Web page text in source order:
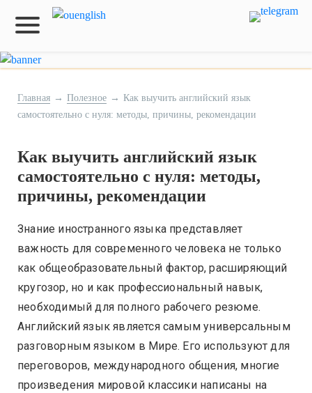
Главная → Полезное → Как выучить английский язык
самостоятельно с нуля: методы, причины, рекомендации
Как выучить английский язык
самостоятельно с нуля: методы,
причины, рекомендации
Знание иностранного языка представляет
важность для современного человека не только
как общеобразовательный фактор, расширяющий
кругозор, но и как профессиональный навык,
необходимый для полного рабочего резюме.
Английский язык является самым универсальным
разговорным языком в Мире. Его используют для
переговоров, международного общения, многие
произведения мировой классики написаны на